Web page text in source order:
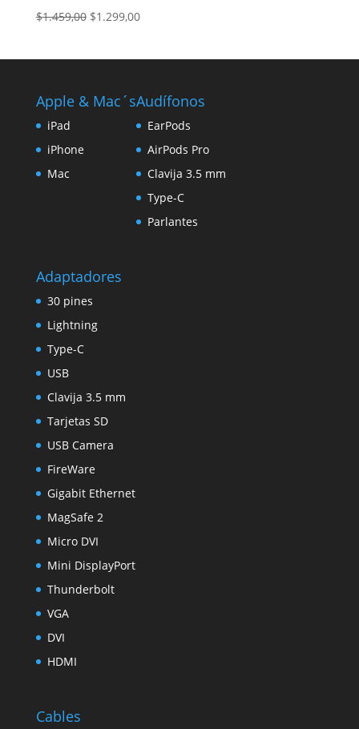
$1.459,00 El
$1.299,00El
Apple & Mac´s
iPad
iPhone
Mac
Audífonos
EarPods
AirPods Pro
Clavija 3.5 mm
Type-C
Parlantes
Adaptadores
30 pines
Lightning
Type-C
USB
Clavija 3.5 mm
Tarjetas SD
USB Camera
FireWare
Gigabit Ethernet
MagSafe 2
Micro DVI
Mini DisplayPort
Thunderbolt
VGA
DVI
HDMI
Cables